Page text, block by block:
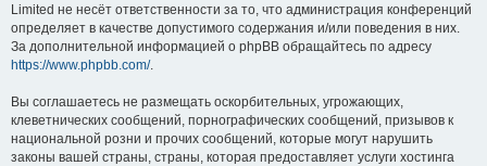
Limited не несёт ответственности за то, что администрация конференций
определяет в качестве допустимого содержания и/или поведения в них.
За дополнительной информацией о phpBB обращайтесь по адресу
https://www.phpbb.com/.
Вы соглашаетесь не размещать оскорбительных, угрожающих,
клеветнических сообщений, порнографических сообщений, призывов к
национальной розни и прочих сообщений, которые могут нарушить
законы вашей страны, страны, которая предоставляет услуги хостинга